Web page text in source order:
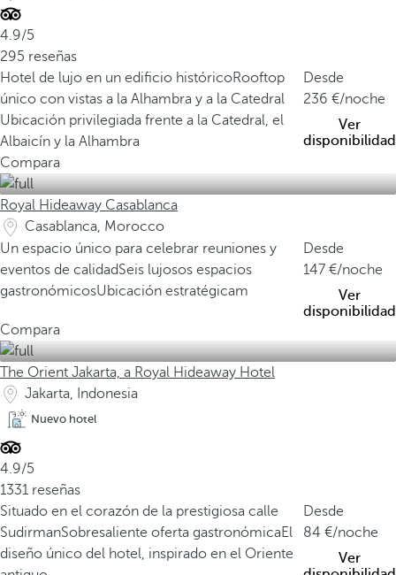
4.9/5
295 reseñas
Hotel de lujo en un edificio históricoRooftop
único con vistas a la Alhambra y a la Catedral
Ubicación privilegiada frente a la Catedral, el
Albaicín y la Alhambra
Desde
236
/noche
Ver
disponibilidad
Compara
Royal Hideaway Casablanca
Casablanca, Morocco
Un espacio único para celebrar reuniones y
eventos de calidadSeis lujosos espacios
gastronómicosUbicación estratégicam
Desde
147
/noche
Ver
disponibilidad
Compara
The Orient Jakarta, a Royal Hideaway Hotel
Jakarta, Indonesia
Nuevo hotel
4.9/5
1331 reseñas
Situado en el corazón de la prestigiosa calle
SudirmanSobresaliente oferta gastronómicaEl
diseño único del hotel, inspirado en el Oriente
Desde
84
/noche
Ver